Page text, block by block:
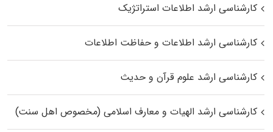
کارشناسی ارشد اطلاعات استراتژیک
کارشناسی ارشد اطلاعات و حفاظت اطلاعات
کارشناسی ارشد علوم قرآن و حدیث
کارشناسی ارشد الهیات و معارف اسلامی (مخصوص اهل سنت)